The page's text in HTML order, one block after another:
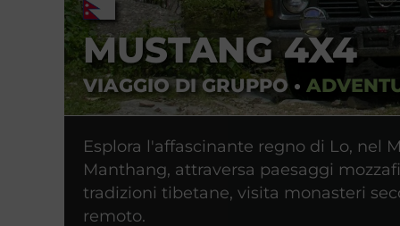
MUSTANG 4X4
VIAGGIO DI GRUPPO•
Esplora l'affascinante regno di Lo, nel
Manthang, attraversa paesaggi
tradizioni tibetane, visita monasteri
remoto.